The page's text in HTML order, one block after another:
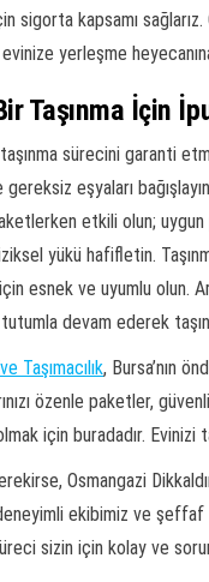
sigorta kapsamı
yerleşme
Taşınma İçin
sürecini garanti
eşyaları
paketlerken etkili olun;
yükü hafifletin.
esnek ve uyumlu olun.
devam ederek
Taşımacılık, Bursa’nın
özenle paketler,
için buradadır. Evinizi
Osmangazi
ekibimiz ve şeffaf
sizin için kolay ve